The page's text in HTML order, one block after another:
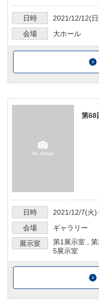
日時 2021/12/12(
会場
大ホール
第68
日時 2021/12/7(火)
会場
ギャラリー
展示室
第1展示室
5展示室